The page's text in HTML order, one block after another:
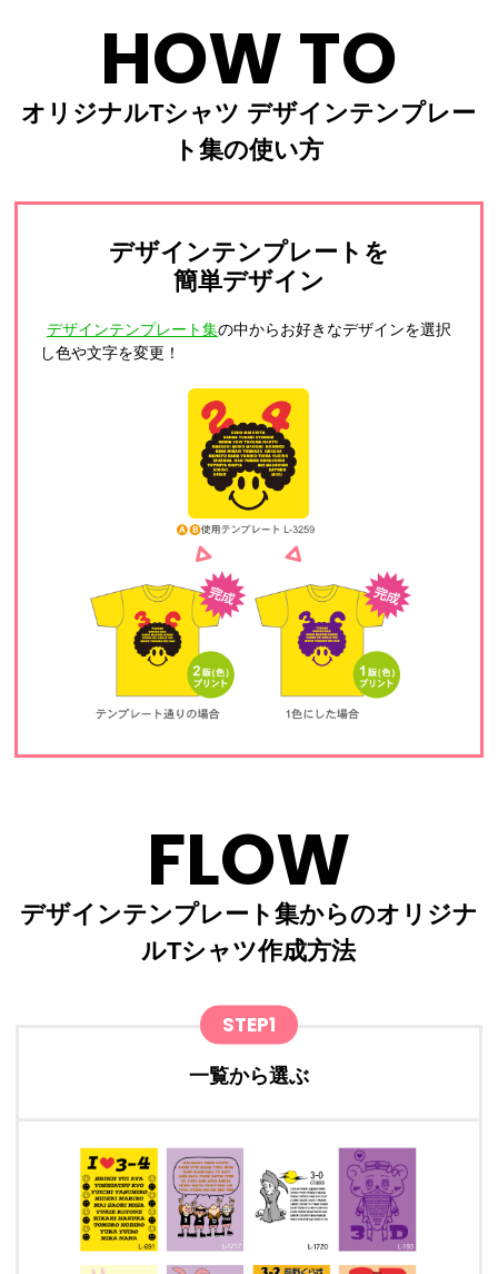
HOW TO
オリジナルTシャツ デザインテンプレー
ト集の使い方
デザインテンプレートを
簡単デザイン
デザインテンプレート集の中からお好きなデザインを選択
し色や文字を変更！
FLOW
デザインテンプレート集からのオリジナ
ルTシャツ作成方法
STEP1
一覧から選ぶ